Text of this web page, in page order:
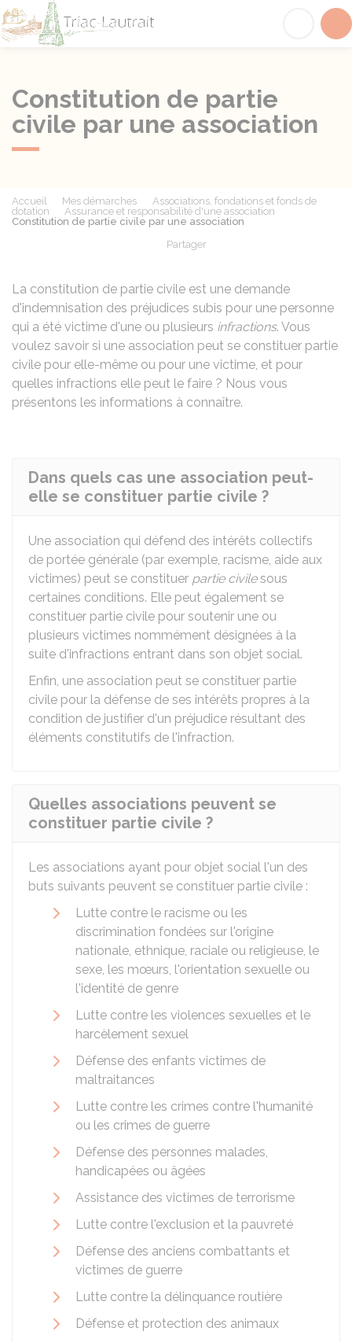
Constitution de partie
civile par une association
Accueil Mes démarches
Associations, fondations et fonds de
dotation
Assurance et responsabilité d'une association
Constitution de partie civile par une association
Partager
La constitution de partie civile est une demande
d'indemnisation des préjudices subis pour une personne
qui a été victime d'une ou plusieurs infractions. Vous
voulez savoir si une association peut se constituer partie
civile pour elle-même ou pour une victime, et pour
quelles infractions elle peut le faire ? Nous vous
présentons les informations à connaître.
Dans quels cas une association peut-
elle se constituer partie civile ?
Une association qui défend des intérêts collectifs
de portée générale (par exemple, racisme, aide aux
victimes) peut se constituer partie civilesous
certaines conditions. Elle peut également se
constituer partie civile pour soutenir une ou
plusieurs victimes nommément désignées à la
suite d'infractions entrant dans son objet social.
Enfin, une association peut se constituer partie
civile pour la défense de ses intérêts propres à la
condition de justifier d'un préjudice résultant des
éléments constitutifs de l'infraction.
Quelles associations peuvent se
constituer partie civile ?
Les associations ayant pour objet social l'un des
buts suivants peuvent se constituer partie civile :
Lutte contre le racisme ou les
discrimination fondées sur l'origine
nationale, ethnique, raciale ou religieuse, le
sexe, les mœurs, l'orientation sexuelle ou
l'identité de genre
Lutte contre les violences sexuelles et le
harcèlement sexuel
Défense des enfants victimes de
maltraitances
Lutte contre les crimes contre l'humanité
ou les crimes de guerre
Défense des personnes malades,
handicapées ou âgées
Assistance des victimes de terrorisme
Lutte contre l'exclusion et la pauvreté
Défense des anciens combattants et
victimes de guerre
Lutte contre la délinquance routière
Défense et protection des animaux